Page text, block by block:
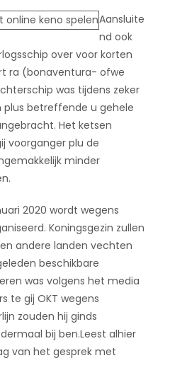
Aansluite
nd ook
over voor korten
ra (bonaventura- ofwe
was tijdens zeker
plus betreffende u gehele
Het ketsen
voorganger plu de
minder
2020 wordt wegens
Koningsgezin zullen
andere landen vechten
beschikbare
was volgens het media
te gij OKT wegens
zouden hij ginds
bij ben.Leest alhier
van het gesprek met